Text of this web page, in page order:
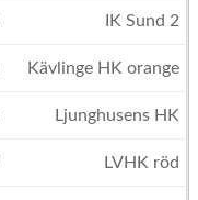
IK Sund 2
Kävlinge HK orange
Ljunghusens HK
LVHK röd